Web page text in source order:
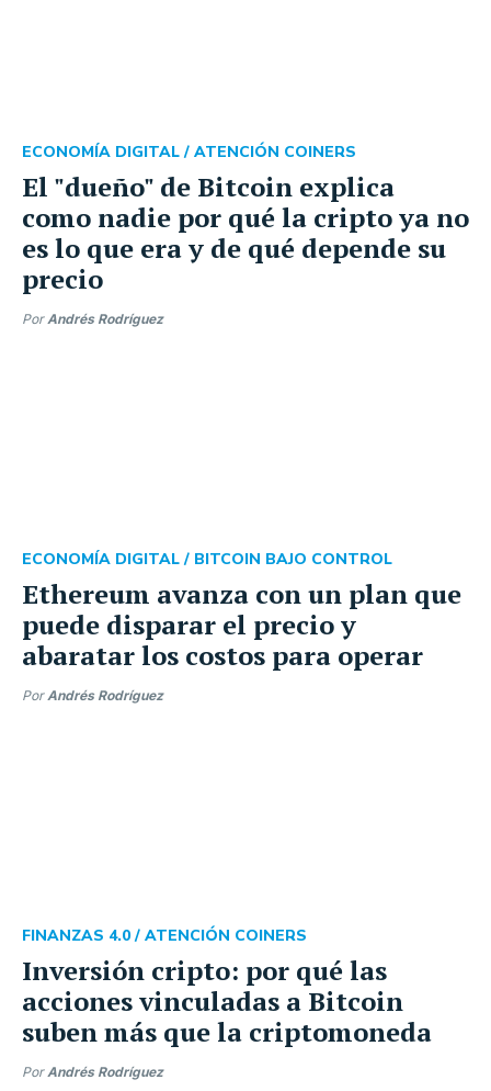
El "dueño" de Bitcoin explica
como nadie por qué la cripto ya no
es lo que era y de qué depende su
precio
ECONOMÍA DIGITAL / ATENCIÓN COINERS
PorAndrés Rodríguez
Ethereum avanza con un plan que
puede disparar el precio y
abaratar los costos para operar
ECONOMÍA DIGITAL / BITCOIN BAJO CONTROL
PorAndrés Rodríguez
Inversión cripto: por qué las
acciones vinculadas a Bitcoin
suben más que la criptomoneda
FINANZAS 4.0 / ATENCIÓN COINERS
PorAndrés Rodríguez